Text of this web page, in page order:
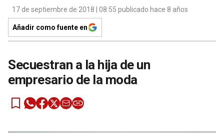
17 de septiembre de 2018 | 08:55 publicado hace 8 años
Añadir como fuente en
Secuestran a la hija de un
empresario de la moda